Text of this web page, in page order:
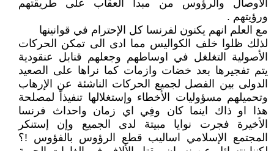
الأوصال والرؤوس من مبدأ العقاب على طريقتهم
ورؤيتهم .
مع العلم انهم يكنون لفرنسا كل الإحترام في قوانينها
لذلك ظلوا خلف الكواليس مما ادى الى تمكن الحركات
الأصولية التغلغل في اوساطهم وجعلهم قنابل عنقودية
يتم تفجيرها بعد خضات وازمات كما نراها على الصعيد
الدولى بين الفصل لجميع الحركات الناشئة عن الإرهاب
وتحميلهم مسؤوليات الأخطاء وإستغلالها تنفيذاً لمصلحة
هذا او ذاك اينما كان وفِي اي زمان واحداث فرنسا
الأخيرة فجرت نوايا مبيتة لدى الجميع وإن إستنكر
المجتمع الإسلامي اساليب قطع الرؤوس بالفؤوس !؟